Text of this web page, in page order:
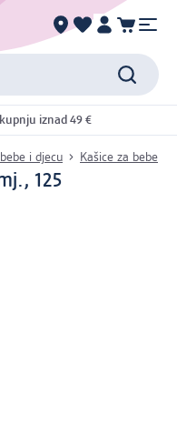
iznad 49 €
i djecu Kašice za bebe
125